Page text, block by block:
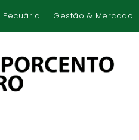
Pecuária Gestão & Mercado